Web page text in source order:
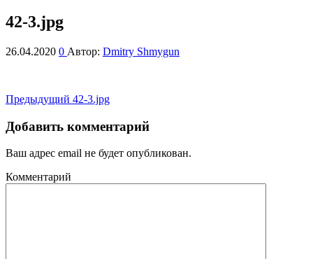
42-3.jpg
26.04.2020 0 Автор: Dmitry Shmygun
Навигация
по
записям
Предыдущая
Предыдущий 42-3.jpg
Добавить комментарий
Ваш адрес email не будет опубликован.
Комментарий